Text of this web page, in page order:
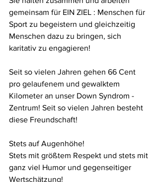
gemeinsam für EIN ZIEL : Menschen für
Sport zu begeistern und gleichzeitig
Menschen dazu zu bringen, sich
karitativ zu engagieren!
Seit so vielen Jahren gehen 66 Cent
pro gelaufenem und gewalktem
Kilometer an unser Down Syndrom -
Zentrum! Seit so vielen Jahren besteht
diese Freundschaft!
Stets auf Augenhöhe!
Stets mit größtem Respekt und stets mit
ganz viel Humor und gegenseitiger
Wertschätzung!